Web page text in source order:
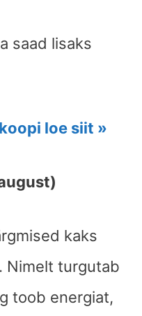
saad lisaks
loe siit »
kaks
Nimelt turgutab
toob energiat,